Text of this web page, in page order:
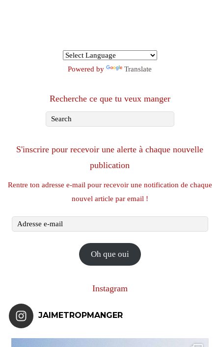
Powered by Translate
Recherche ce que tu veux manger
S'inscrire pour recevoir une alerte à chaque nouvelle
publication
Rentre ton adresse e-mail pour recevoir une notification de chaque
nouvel article par email !
Adresse
Oh que oui
Instagram
JAIMETROPMANGER